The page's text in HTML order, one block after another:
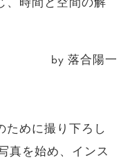
by 落合陽一
ために撮り下ろし
真を始め、インス